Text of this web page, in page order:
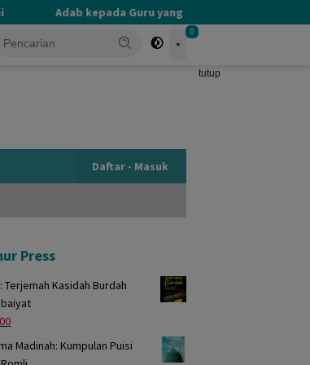
Adab kepada Guru yang Terlupakan
0
tutup
Daftar - Masuk
Press
Terjemah Kasidah Burdah
Harga
Madinah: Kumpulan Puisi